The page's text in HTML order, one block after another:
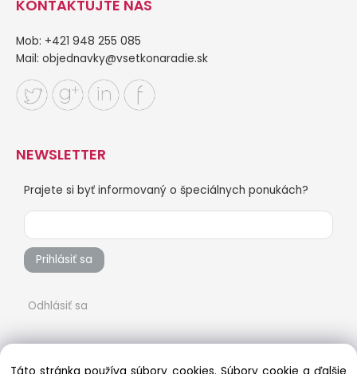
KONTAKTUJTE NÁS
Mob: +421 948 255 085
Mail: objednavky@vsetkonaradie.sk
NEWSLETTER
Prajete si byť informovaný o špeciálnych ponukách?
Prihlásiť sa
Odhlásiť sa